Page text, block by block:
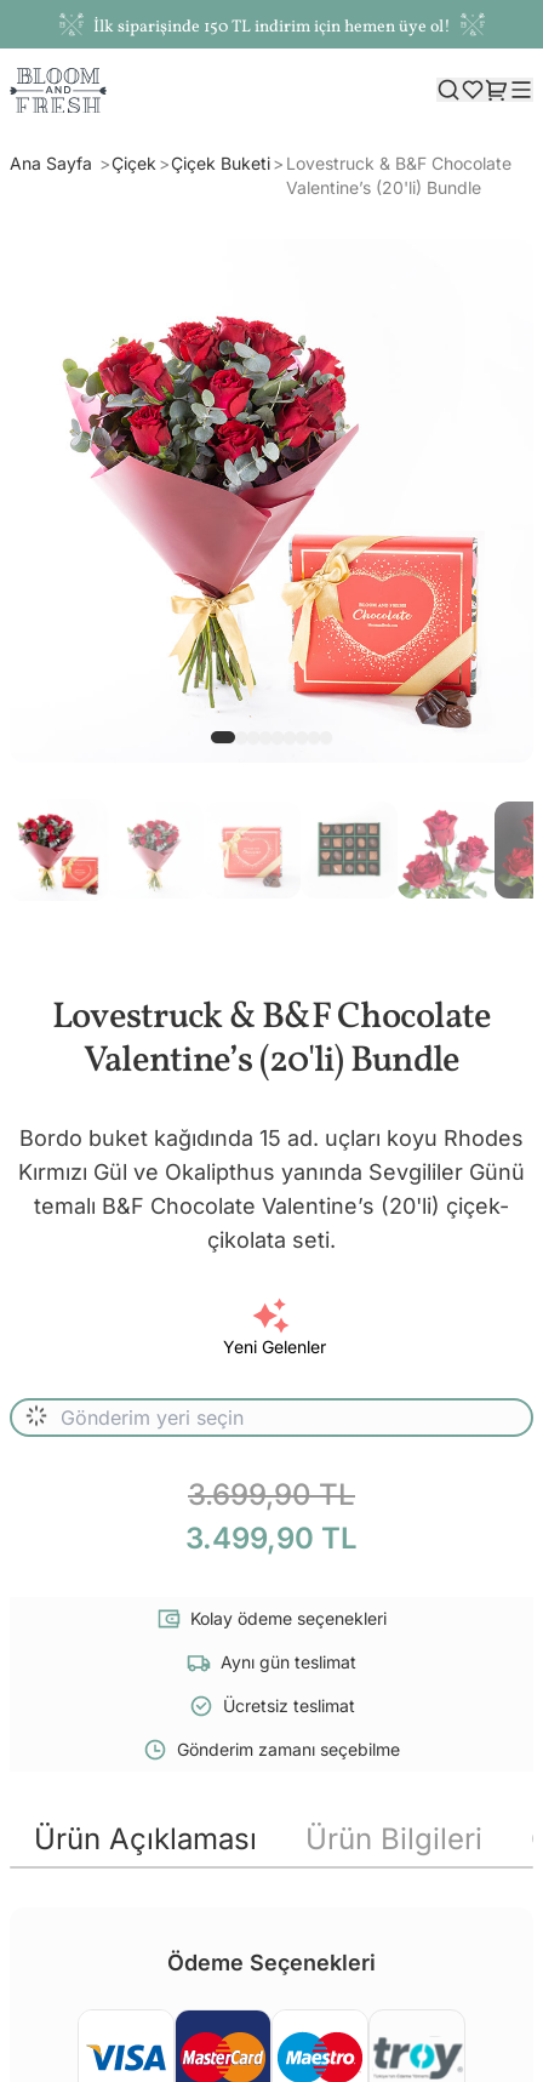
İlk siparişinde 150 TL indirim için hemen üye ol!
Ana Sayfa Çiçek Çiçek Buketi
Lovestruck & B&F Chocolate
Valentine’s (20'li) Bundle
Lovestruck & B&F Chocolate
Valentine’s (20'li) Bundle
Bordo buket kağıdında 15 ad. uçları koyu Rhodes
Kırmızı Gül ve Okalipthus yanında Sevgililer Günü
temalı B&F Chocolate Valentine’s (20'li) çiçek-
çikolata seti.
Yeni Gelenler
3.699,90 TL
3.499,90 TL
Kolay ödeme seçenekleri
Aynı gün teslimat
Ücretsiz teslimat
Gönderim zamanı seçebilme
Ürün Açıklaması Ürün Bilgileri
Ödeme Seçenekleri